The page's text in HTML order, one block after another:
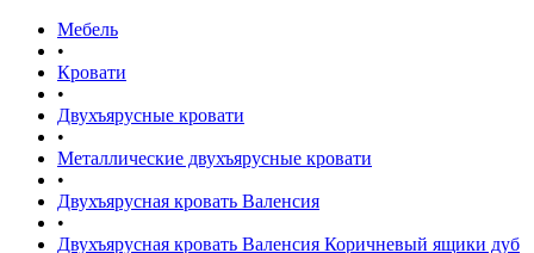
Мебель
•
Кровати
•
Двухъярусные кровати
•
Металлические двухъярусные кровати
•
Двухъярусная кровать Валенсия
•
Двухъярусная кровать Валенсия Коричневый ящики дуб